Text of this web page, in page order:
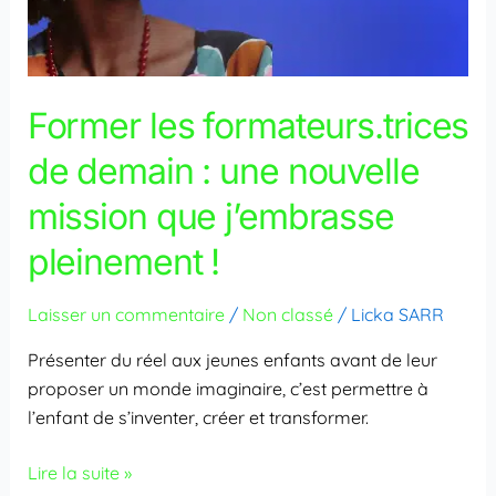
Former les formateurs.trices
de demain : une nouvelle
mission que j’embrasse
pleinement !
Laisser un commentaire / Non classé/ Licka SARR
Présenter du réel aux jeunes enfants avant de leur
proposer un monde imaginaire, c’est permettre à
l’enfant de s’inventer, créer et transformer.
Lire la suite »